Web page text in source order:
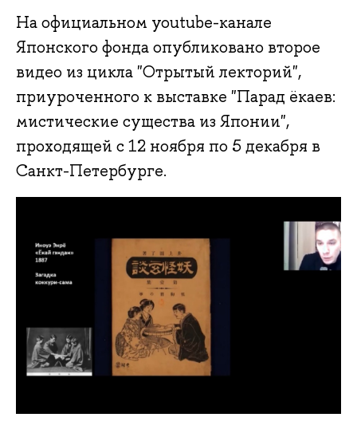
На официальном youtube-канале
Японского фонда опубликовано второе
видео из цикла "Отрытый лекторий",
приуроченного к выставке "Парад ёкаев:
мистические существа из Японии",
проходящей с 12 ноября по 5 декабря в
Санкт-Петербурге.